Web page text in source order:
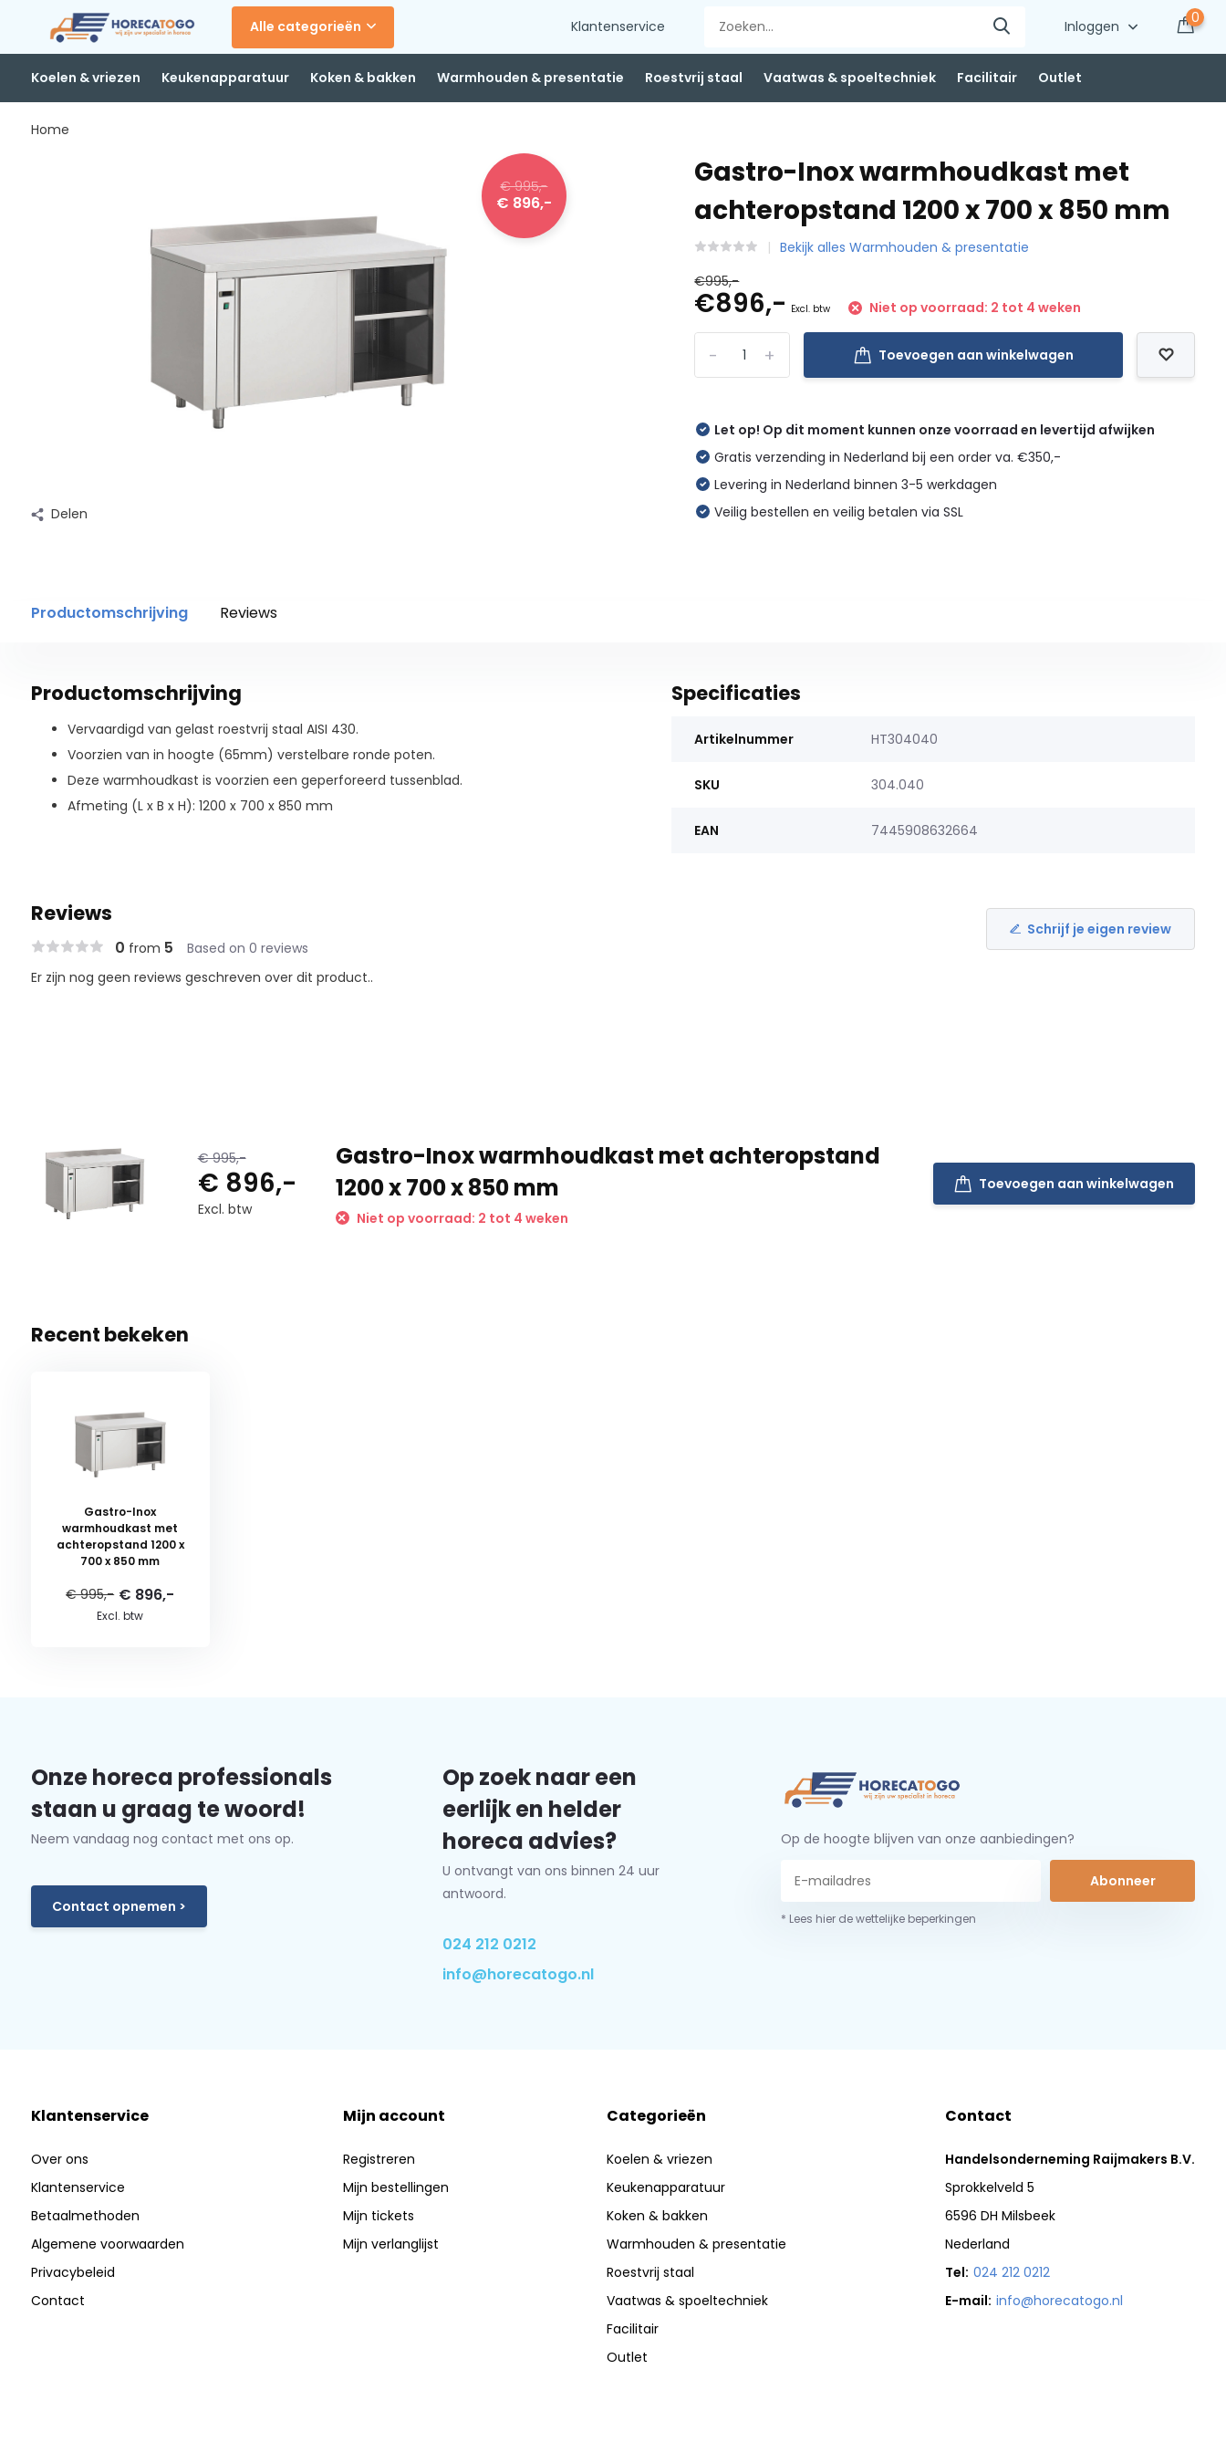
Alle categorieën Klantenservice Inloggen
0
Koelen & vriezen Keukenapparatuur Koken & bakken Warmhouden & presentatie Roestvrij staal Vaatwas & spoeltechniek Facilitair Outlet
Home
€ 995,-
€ 896,-
Delen
Gastro-Inox warmhoudkast met
achteropstand 1200 x 700 x 850 mm
Bekijk alles Warmhouden & presentatie
€995,-
€896,- Excl. btw Niet op voorraad: 2 tot 4 weken
+
- Toevoegen aan winkelwagen
Let op! Op dit moment kunnen onze voorraad en levertijd afwijken
Gratis verzending in Nederland bij een order va. €350,-
Levering in Nederland binnen 3-5 werkdagen
Veilig bestellen en veilig betalen via SSL
Productomschrijving Reviews
Productomschrijving
Vervaardigd van gelast roestvrij staal AISI 430.
Voorzien van in hoogte (65mm) verstelbare ronde poten.
Deze warmhoudkast is voorzien een geperforeerd tussenblad.
Afmeting (L x B x H): 1200 x 700 x 850 mm
Specificaties
Artikelnummer HT304040
SKU 304.040
EAN 7445908632664
Reviews
0 from 5 Based on 0 reviews
Schrijf je eigen review
Er zijn nog geen reviews geschreven over dit product..
€ 995,-
€ 896,-
Excl. btw
Gastro-Inox warmhoudkast met achteropstand
1200 x 700 x 850 mm
Niet op voorraad: 2 tot 4 weken
Toevoegen aan winkelwagen
Recent bekeken
Gastro-Inox
warmhoudkast met
achteropstand 1200 x
700 x 850 mm
€ 995,- € 896,-
Excl. btw
Onze horeca professionals
staan u graag te woord!
Neem vandaag nog contact met ons op.
Contact opnemen >
Op zoek naar een
eerlijk en helder
horeca advies?
U ontvangt van ons binnen 24 uur
antwoord.
024 212 0212
info@horecatogo.nl
Op de hoogte blijven van onze aanbiedingen?
Abonneer
* Lees hier de wettelijke beperkingen
Klantenservice
Over ons
Klantenservice
Betaalmethoden
Algemene voorwaarden
Privacybeleid
Contact
Mijn account
Registreren
Mijn bestellingen
Mijn tickets
Mijn verlanglijst
Categorieën
Koelen & vriezen
Keukenapparatuur
Koken & bakken
Warmhouden & presentatie
Roestvrij staal
Vaatwas & spoeltechniek
Facilitair
Outlet
Contact
Handelsonderneming Raijmakers B.V.
Sprokkelveld 5
6596 DH Milsbeek
Nederland
Tel: 024 212 0212
E-mail: info@horecatogo.nl